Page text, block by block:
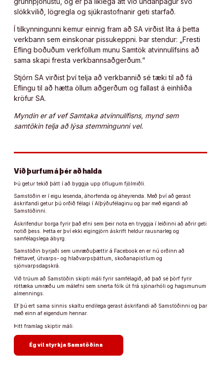
slökkvilið, lögregla og sjúkrastofnanir geti starfað.
Í tilkynningunni kemur einnig fram að SA virðist líta á þetta
verkbann sem einskonar pissukeppni. Þar stendur: „Fresti
Efling boðuðum verkföllum munu Samtök atvinnulífsins að
sama skapi fresta verkbannsaðgerðum.“
Stjórn SA virðist því telja að verkbannið sé tæki til að fá
Eflingu til að hætta öllum aðgerðum og fallast á einhliða
kröfur SA.
Myndin er af vef Samtaka atvinnulífisns, mynd sem
samtökin telja að lýsa stemmingunni vel.
Við þurfum á þér að halda
Þú getur tekið þátt í að byggja upp öflugum fjölmiðli.
Samstöðin er í eigu lesenda, áhorfenda og áheyrenda. Með því að gerast
áskrifandi getur þú orðið félagi í Alþýðufélaginu og þar með eigandi að
Samstöðinni.
Áskrifendur borga fyrir það efni sem þeir nota en tryggja í leiðinni að aðrir geti
notið þess. Þetta er því ekki eigingjörn áskrift heldur rausnarleg og
samfélagslega ábyrg.
Samstöðin byrjaði sem umræðuþættir á Facebook en er nú orðinn að
fréttavef, útvarps- og hlaðvarpsþáttum, skoðanapistlum og
sjónvarpsdagskrá.
Við trúum að Samstöðin skipti máli fyrir samfélagið, að það sé þörf fyrir
róttæka umræðu um málefni sem snerta fólk út frá sjónarhóli og hagsmunum
almennings.
Ef þú ert sama sinnis skaltu endilega gerast áskrifandi að Samstöðinni og þar
með einn af eigendum hennar.
Þitt framlag skiptir máli.
Ég vil styrkja Samstöðina